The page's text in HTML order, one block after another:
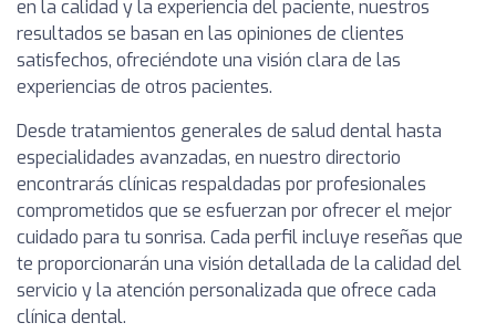
en la calidad y la experiencia del paciente, nuestros
resultados se basan en las opiniones de clientes
satisfechos, ofreciéndote una visión clara de las
experiencias de otros pacientes.
Desde tratamientos generales de salud dental hasta
especialidades avanzadas, en nuestro directorio
encontrarás clínicas respaldadas por profesionales
comprometidos que se esfuerzan por ofrecer el mejor
cuidado para tu sonrisa. Cada perfil incluye reseñas que
te proporcionarán una visión detallada de la calidad del
servicio y la atención personalizada que ofrece cada
clínica dental.